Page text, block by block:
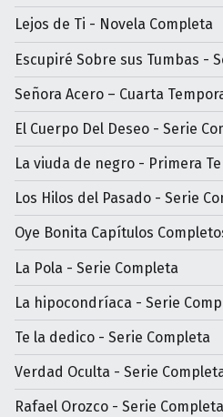
Lejos de Ti - Novela Completa
Escupiré Sobre sus Tumbas -
Señora Acero – Cuarta
El Cuerpo Del Deseo - Serie
La viuda de negro - Primera
Los Hilos del Pasado - Serie
Oye Bonita Capítulos
La Pola - Serie Completa
La hipocondríaca - Serie
Te la dedico - Serie Completa
Verdad Oculta - Serie
Rafael Orozco - Serie Completa